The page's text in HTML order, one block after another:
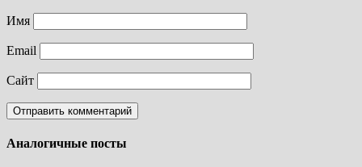
Имя
Email
Сайт
Аналогичные посты